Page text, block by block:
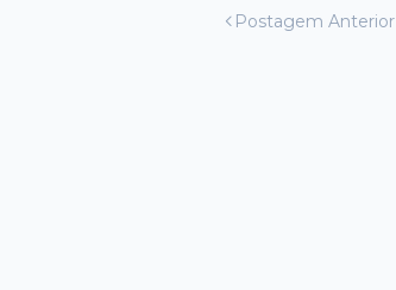
Postagem Anterior